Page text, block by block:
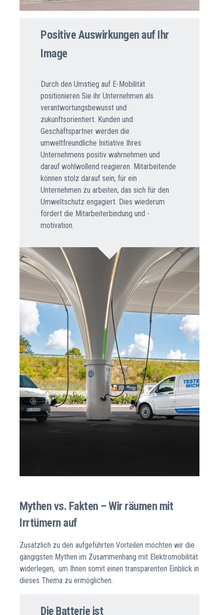
Positive Auswirkungen auf Ihr
Image
Durch den Umstieg auf E-Mobilität
positionieren Sie ihr Unternehmen als
verantwortungsbewusst und
zukunftsorientiert. Kunden und
Geschäftspartner werden die
umweltfreundliche Initiative Ihres
Unternehmens positiv wahrnehmen und
darauf wohlwollend reagieren. Mitarbeitende
können stolz darauf sein, für ein
Unternehmen zu arbeiten, das sich für den
Umweltschutz engagiert. Dies wiederum
fördert die Mitarbeiterbindung und -
motivation.
Mythen vs. Fakten – Wir räumen mit
Irrtümern auf
Zusätzlich zu den aufgeführten Vorteilen möchten wir die
gängigsten Mythen im Zusammenhang mit Elektromobilität
widerlegen, um Ihnen somit einen transparenten Einblick in
dieses Thema zu ermöglichen.
Die Batterie ist